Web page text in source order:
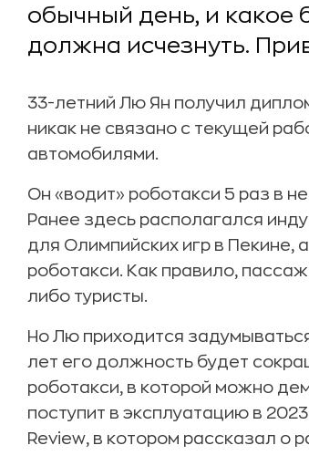
обычный день, и какое
должна исчезнуть.
33-летний Лю Ян получил
никак не связано с текущей
автомобилями.
Он «водит» роботакси 5 раз в
Ранее здесь располагался
для Олимпийских игр в Пекине,
роботакси. Как правило,
либо туристы.
Но Лю приходится
лет его должность будет
роботакси, в которой можно
поступит в эксплуатацию в
Review, в котором рассказал о